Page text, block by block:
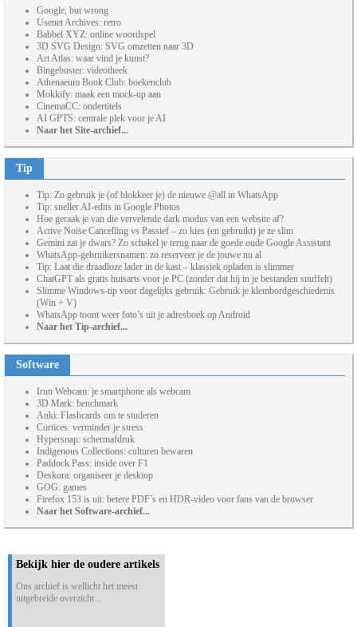
Google, but wrong
Usenet Archives: retro
Babbel XYZ: online woordspel
3D SVG Design: SVG omzetten naar 3D
Art Atlas: waar vind je kunst?
Bingebuster: videotheek
Athenaeum Book Club: boekenclub
Mokkify: maak een mock-up aan
CinemaCC: ondertitels
AI GPTS: centrale plek voor je AI
Naar het Site-archief...
Tip
Tip: Zo gebruik je (of blokkeer je) de nieuwe @all in WhatsApp
Tip: sneller AI-edits in Google Photos
Hoe geraak je van die vervelende dark modus van een website af?
Active Noise Cancelling vs Passief – zo kies (en gebruikt) je ze slim
Gemini zat je dwars? Zo schakel je terug naar de goede oude Google Assistant
WhatsApp-gebruikersnamen: zo reserveer je de jouwe nu al
Tip: Laat die draadloze lader in de kast – klassiek opladen is slimmer
ChatGPT als gratis huisarts voor je PC (zonder dat hij in je bestanden snuffelt)
Slimme Windows-tip voor dagelijks gebruik: Gebruik je klembordgeschiedenis
(Win + V)
WhatsApp toont weer foto’s uit je adresboek op Android
Naar het Tip-archief...
Software
Irun Webcam: je smartphone als webcam
3D Mark: benchmark
Anki: Flashcards om te studeren
Cortices: verminder je stress
Hypersnap: schermafdruk
Indigenous Collections: culturen bewaren
Paddock Pass: inside over F1
Deskora: organiseer je desktop
GOG: games
Firefox 153 is uit: betere PDF’s en HDR-video voor fans van de browser
Naar het Software-archief...
Bekijk hier de oudere artikels
Ons archief is wellicht het meest
uitgebreide overzicht...